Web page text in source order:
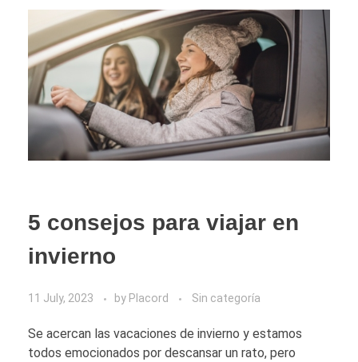
5 consejos para viajar en
invierno
11 July, 2023 by Placord Sin categoría
Se acercan las vacaciones de invierno y estamos
todos emocionados por descansar un rato, pero